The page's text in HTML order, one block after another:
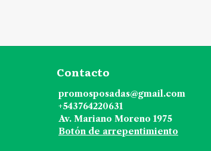
Contacto
promosposadas@gmail.com
+543764220631
Av. Mariano Moreno 1975
Botón de arrepentimiento